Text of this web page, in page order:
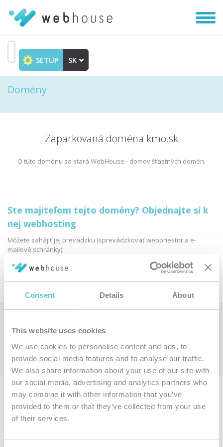
Consent Details About
This website uses cookies
We use cookies to personalise content and ads, to
provide social media features and to analyse our traffic.
We also share information about your use of our site with
our social media, advertising and analytics partners who
may combine it with other information that you’ve
provided to them or that they’ve collected from your use
of their services.
obsah
|
Skryť
SETUP SK
Domény
Zaparkovaná doména kmo.sk
O túto doménu sa stará WebHouse - domov šťastných domén.
Ste majiteľom tejto domény? Objednajte si k
nej webhosting
Môžete zahájiť jej prevádzku (sprevádzkovať webpriestor a e-
mailové schránky):
Objednať webhosting
Len u nás webhosting už od 0,9 € bez DPH mesačne ( cenník)
s jedinečnougaranciou 100 % dostupnosti
Ak nie ste majiteľom tejto domény, môžete si objednať vlastnú
doménu a webhosting.